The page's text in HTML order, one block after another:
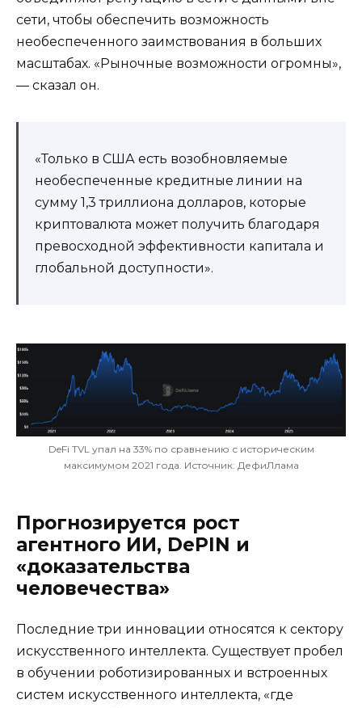
сети, чтобы обеспечить возможность
необеспеченного заимствования в больших
масштабах. «Рыночные возможности огромны»,
— сказал он.
«Только в США есть возобновляемые
необеспеченные кредитные линии на
сумму 1,3 триллиона долларов, которые
криптовалюта может получить благодаря
превосходной эффективности капитала и
глобальной доступности».
DeFi TVL упал на 33% по сравнению с историческим
максимумом 2021 года. Источник: ДефиЛлама
Прогнозируется рост
агентного ИИ, DePIN и
«доказательства
человечества»
Последние три инновации относятся к сектору
искусственного интеллекта. Существует пробел
в обучении роботизированных и встроенных
систем искусственного интеллекта, «где